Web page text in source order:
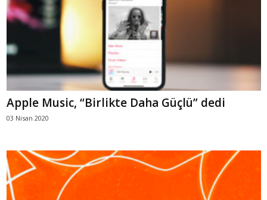
Apple Music, “Birlikte Daha Güçlü” dedi
03 Nisan 2020